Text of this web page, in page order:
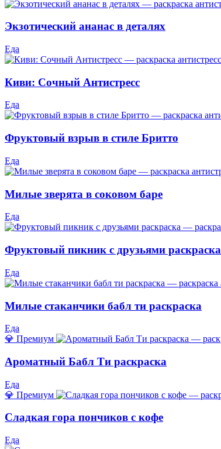
Экзотический ананас в деталях
Еда
Киви: Сочный Антистресс
Еда
Фруктовый взрыв в стиле Бритто
Еда
Милые зверята в соковом баре
Еда
Фруктовый пикник с друзьями раскраска
Еда
Милые стаканчики бабл ти раскраска
Еда
💎 Премиум
Ароматный Бабл Ти раскраска
Еда
💎 Премиум
Сладкая гора пончиков с кофе
Еда